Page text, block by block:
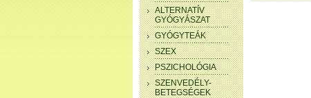
ALTERNATÍV
GYÓGYÁSZAT
GYÓGYTEÁK
SZEX
PSZICHOLÓGIA
SZENVEDÉLY-
BETEGSÉGEK